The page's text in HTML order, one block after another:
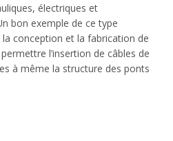
électriques et
bon exemple de ce type
la conception et la fabrication de
l’insertion de câbles de
à même la structure des ponts